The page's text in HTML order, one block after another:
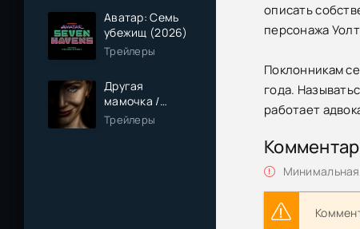
Аватар: Семь
убежищ (2026)
Трейлеры
Другая
мамочка /
Чужая мама
(2026)
Трейлеры
описать
персонажа
Поклонникам
года.
работает